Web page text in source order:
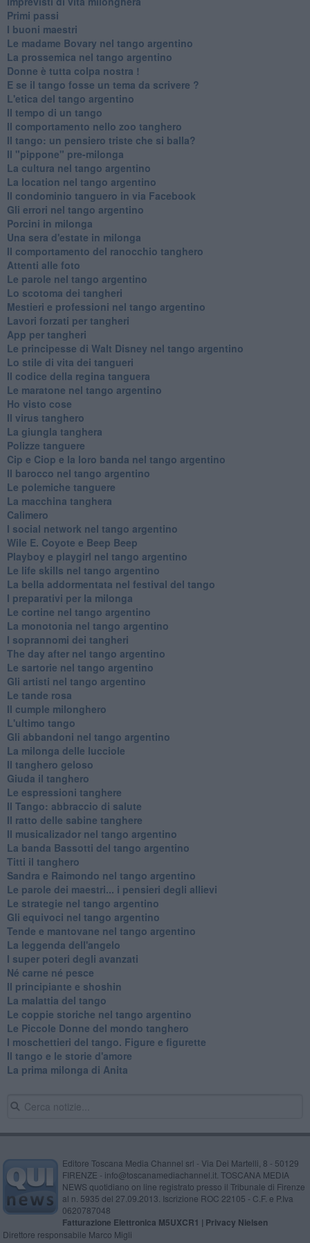
Primi passi
I buoni maestri
Le madame Bovary nel tango argentino
La prossemica nel tango argentino
Donne è tutta colpa nostra !
E se il tango fosse un tema da scrivere ?
L'etica del tango argentino
Il tempo di un tango
Il comportamento nello zoo tanghero
Il tango: un pensiero triste che si balla?
Il "pippone" pre-milonga
La cultura nel tango argentino
La location nel tango argentino
Il condominio tanguero in via Facebook
Gli errori nel tango argentino
Porcini in milonga
Una sera d'estate in milonga
Il comportamento del ranocchio tanghero
Attenti alle foto
Le parole nel tango argentino
Lo scotoma dei tangheri
Mestieri e professioni nel tango argentino
Lavori forzati per tangheri
App per tangheri
Le principesse di Walt Disney nel tango argentino
Lo stile di vita dei tangueri
Il codice della regina tanguera
Le maratone nel tango argentino
Ho visto cose
Il virus tanghero
La giungla tanghera
Polizze tanguere
Cip e Ciop e la loro banda nel tango argentino
Il barocco nel tango argentino
Le polemiche tanguere
La macchina tanghera
Calimero
​I social network nel tango argentino
Wile E. Coyote e Beep Beep
Playboy e playgirl nel tango argentino
Le life skills nel tango argentino
La bella addormentata nel festival del tango
I preparativi per la milonga
Le cortine nel tango argentino
La monotonia nel tango argentino
I soprannomi dei tangheri
The day after nel tango argentino
Le sartorie nel tango argentino
Gli artisti nel tango argentino
Le tande rosa
Il cumple milonghero
L'ultimo tango
Gli abbandoni nel tango argentino
La milonga delle lucciole
Il tanghero geloso
Giuda il tanghero
Le espressioni tanghere
Il Tango: abbraccio di salute
Il ratto delle sabine tanghere
Il musicalizador nel tango argentino
La banda Bassotti del tango argentino
Titti il tanghero
Sandra e Raimondo nel tango argentino
Le parole dei maestri... i pensieri degli allievi
Le strategie nel tango argentino
Gli equivoci nel tango argentino
Tende e mantovane nel tango argentino
La leggenda dell'angelo
I super poteri degli avanzati
​Né carne né pesce
Il principiante e shoshin
La malattia del tango
Le coppie storiche nel tango argentino
​Le Piccole Donne del mondo tanghero
I moschettieri del tango. Figure e figurette
Il tango e le storie d'amore
​La prima milonga di Anita
Editore Toscana Media Channel srl - Via Dei Martelli, 8 - 50129
FIRENZE - info@toscanamediachannel.it. TOSCANA MEDIA
NEWS quotidiano on line registrato presso il Tribunale di Firenze
al n. 5935 del 27.09.2013. Iscrizione ROC 22105 - C.F. e P.Iva
0620787048
Fatturazione Elettronica M5UXCR1 | Privacy Nielsen
Direttore responsabile Marco Migli